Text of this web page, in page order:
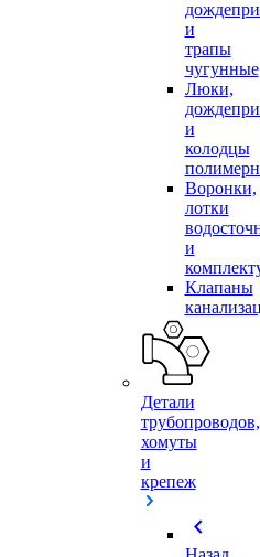
и
трапы
чугунные
Люки,
и
колодцы
Воронки,
лотки
и
Клапаны
Детали
трубопроводов,
хомуты
и
крепеж
chevron_left